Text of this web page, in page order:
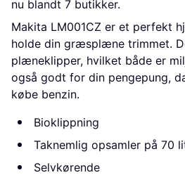
nu blandt 7 butikker.
Makita LM001CZ er et perfekt
holde din græsplæne trimmet.
plæneklipper, hvilket både er
også godt for din pengepung,
købe benzin.
Bioklippning
Taknemlig opsamler på 70
Selvkørende